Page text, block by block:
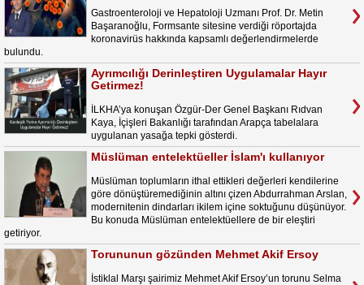
Gastroenteroloji ve Hepatoloji Uzmanı Prof. Dr. Metin
Başaranoğlu, Formsante sitesine verdiği röportajda
koronavirüs hakkında kapsamlı değerlendirmelerde
bulundu.
Ayrımcılığı Derinleştiren Uygulamalar Hayır
Getirmez!
İLKHA’ya konuşan Özgür-Der Genel Başkanı Rıdvan
Kaya, İçişleri Bakanlığı tarafından Arapça tabelalara
uygulanan yasağa tepki gösterdi.
Müslüman entelektüeller İslam'ı kullanıyor
Müslüman toplumların ithal ettikleri değerleri kendilerine
göre dönüştüremediğinin altını çizen Abdurrahman Arslan,
modernitenin dindarları ikilem içine soktuğunu düşünüyor.
Bu konuda Müslüman entelektüellere de bir eleştiri
getiriyor.
Torununun gözünden Mehmet Akif Ersoy
İstiklal Marşı şairimiz Mehmet Akif Ersoy’un torunu Selma